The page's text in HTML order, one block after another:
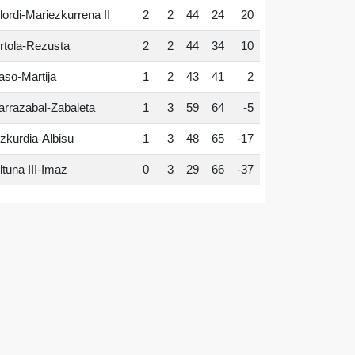
Mariezkurrena II 2 2 44 24 20
Rezusta 2 2 44 34 10
Martija 1 2 43 41 2
Zabaleta 1 3 59 64 -5
Albisu 1 3 48 65 -17
III-Imaz 0 3 29 66 -37